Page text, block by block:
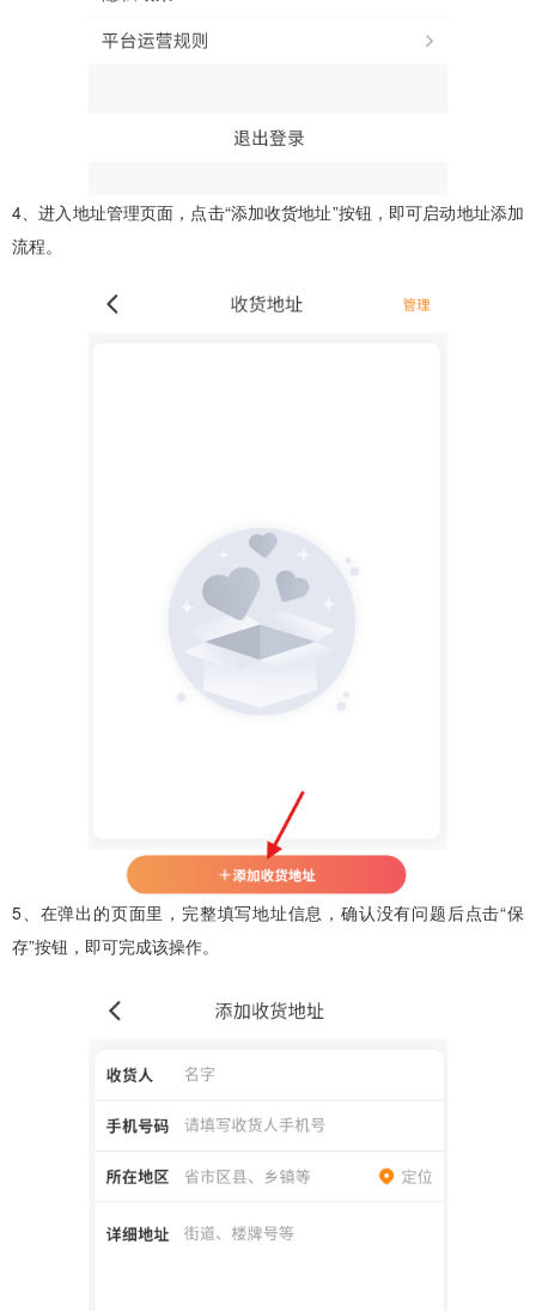
4、进入地址管理页面，点击“添加收货地址”按钮，即可启动地址添加
流程。
5、在弹出的页面里，完整填写地址信息，确认没有问题后点击“保
存”按钮，即可完成该操作。